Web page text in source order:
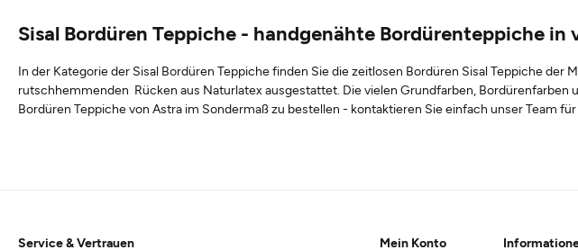
Sisal Bordüren Teppiche - handgenähte Bordürenteppiche in
In der Kategorie der Sisal Bordüren Teppiche finden Sie die zeitlosen Bordüren Sisal Teppiche
rutschhemmenden Rücken aus Naturlatex ausgestattet. Die vielen Grundfarben,
Bordüren Teppiche von Astra im Sondermaß zu bestellen - kontaktieren Sie einfach unser Team
Mein Konto
Service & Vertrauen